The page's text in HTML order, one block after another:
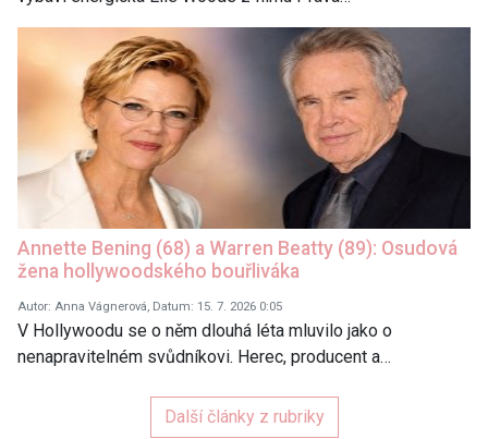
Annette Bening (68) a Warren Beatty (89): Osudová
žena hollywoodského bouřliváka
Autor: Anna Vágnerová, Datum: 15. 7. 2026 0:05
V Hollywoodu se o něm dlouhá léta mluvilo jako o
nenapravitelném svůdníkovi. Herec, producent a…
Další články z rubriky